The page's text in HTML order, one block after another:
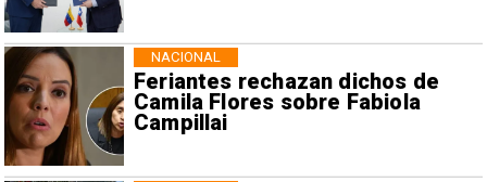
Feriantes rechazan dichos de
Camila Flores sobre Fabiola
Campillai
NACIONAL